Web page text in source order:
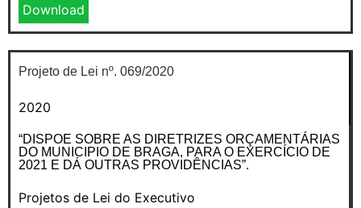
Download
Projeto de Lei nº. 069/2020
2020
“DISPOE SOBRE AS DIRETRIZES ORÇAMENTÁRIAS
DO MUNICIPIO DE BRAGA, PARA O EXERCÍCIO DE
2021 E DÁ OUTRAS PROVIDÊNCIAS”.
Projetos de Lei do Executivo